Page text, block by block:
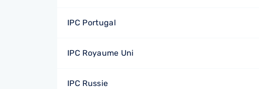
IPC Portugal
IPC Royaume Uni
IPC Russie